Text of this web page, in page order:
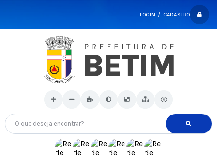
LOGIN / CADASTRO
O que deseja encontrar?